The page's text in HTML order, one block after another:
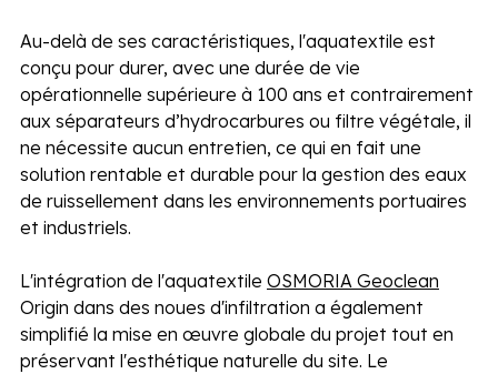
Au-delà de ses caractéristiques, l'aquatextile est
conçu pour durer, avec une durée de vie
opérationnelle supérieure à 100 ans et contrairement
aux séparateurs d’hydrocarbures ou filtre végétale, il
ne nécessite aucun entretien, ce qui en fait une
solution rentable et durable pour la gestion des eaux
de ruissellement dans les environnements portuaires
et industriels.
L'intégration de l'aquatextile OSMORIA Geoclean
Origin dans des noues d'infiltration a également
simplifié la mise en œuvre globale du projet tout en
préservant l'esthétique naturelle du site. Le